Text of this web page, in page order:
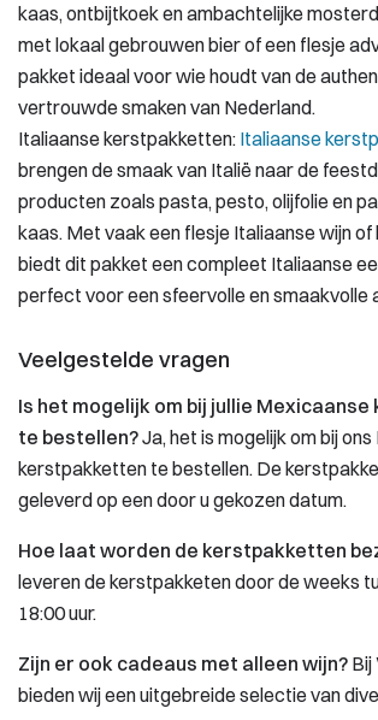
kaas, ontbijtkoek en ambachtelijke
met lokaal gebrouwen bier of een flesje
pakket ideaal voor wie houdt van de
vertrouwde smaken van Nederland.
Italiaanse kerstpakketten: Italiaanse
brengen de smaak van Italië naar de
producten zoals pasta, pesto, olijfolie en
kaas. Met vaak een flesje Italiaanse wijn of
biedt dit pakket een compleet Italiaanse
perfect voor een sfeervolle en smaakvolle
Veelgestelde vragen
Is het mogelijk om bij jullie
te bestellen?Ja, het is mogelijk om bij
kerstpakketten te bestellen. De
geleverd op een door u gekozen datum.
Hoe laat worden de kerstpakketten
leveren de kerstpakketen door de weeks
18:00 uur.
Zijn er ook cadeaus met alleen wijn? Bij
bieden wij een uitgebreide selectie van